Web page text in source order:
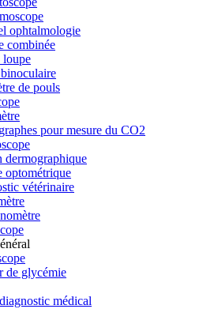
ophtalmologie
combinée
loupe
de pouls
pour mesure du CO2
dermographique
optométrique
vétérinaire
de glycémie
médical